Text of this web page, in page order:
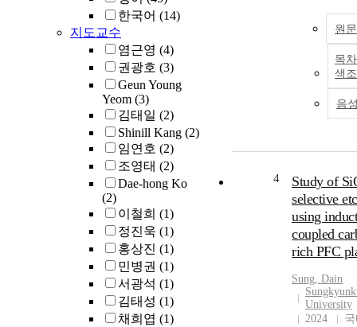
한국어 (14)
지도교수
염근영 (4)
권광호 (3)
Geun Young
Yeom (3)
김태일 (2)
Shinill Kang (2)
임연호 (2)
조영태 (2)
Dae-hong Ko
(2)
이철희 (1)
정진욱 (1)
홍상진 (1)
민병권 (1)
서광석 (1)
김태성 (1)
채희엽 (1)
원
목
색
음
4
Study of
selective
using
coupled
rich PFC
Sung, Dain
University
2024